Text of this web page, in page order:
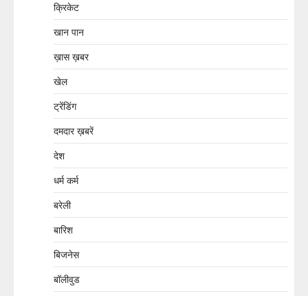
क्रिकेट
खान पान
ख़ास ख़बर
खेल
ट्रेंडिंग
दमदार ख़बरें
देश
धर्म कर्म
बरेली
बारिश
बिजनेस
बॉलीवुड